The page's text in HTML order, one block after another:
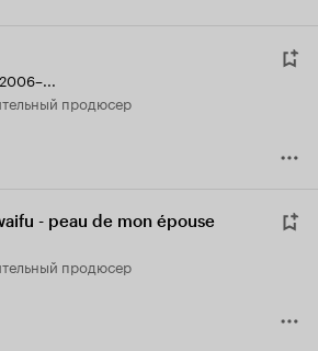
продюсер
- peau de mon épouse
продюсер